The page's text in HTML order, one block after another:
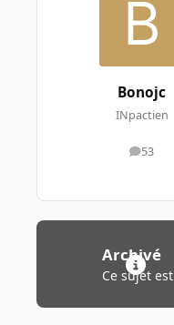
Bonojc
INpactien
53
Archivé
Ce sujet